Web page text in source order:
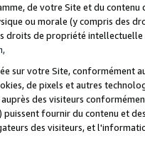
de votre Site et du
ou morale (y compris des
droits de propriété
sur votre Site, conformément
de pixels et autres
des visiteurs
puissent fournir du contenu et
des visiteurs, et